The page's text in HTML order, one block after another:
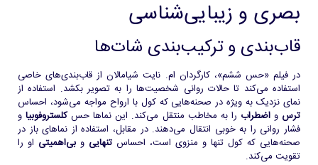
بصری و زیبایی‌شناسی
قاب‌بندی و ترکیب‌بندی شات‌ها
در فیلم «حس ششم»، کارگردان ام. نایت شیامالان از قاب‌بندی‌های خاصی
استفاده می‌کند تا حالات روانی شخصیت‌ها را به تصویر بکشد. استفاده از
نمای نزدیک به ویژه در صحنه‌هایی که کول با ارواح مواجه می‌شود، احساس
ترس واضطراب را به مخاطب منتقل می‌کند. این نماها حسکلستروفوبیاو
فشار روانی را به خوبی انتقال می‌دهند. در مقابل، استفاده از نماهای باز در
صحنه‌هایی که کول تنها و منزوی است، احساس تنهایی و بی‌اهمیتی او را
تقویت می‌کند.